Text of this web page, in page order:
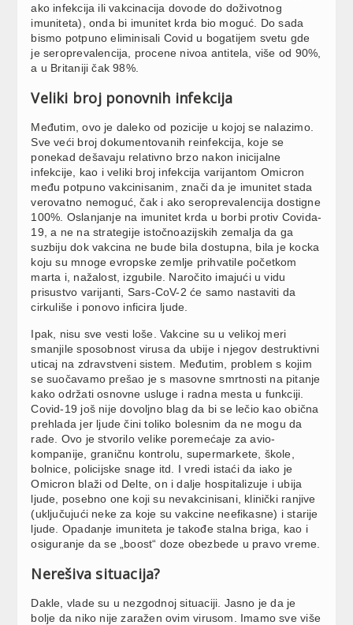
ako infekcija ili vakcinacija dovode do doživotnog
imuniteta), onda bi imunitet krda bio moguć. Do sada
bismo potpuno eliminisali Covid u bogatijem svetu gde
je seroprevalencija, procene nivoa antitela, više od 90%,
a u Britaniji čak 98%.
Veliki broj ponovnih infekcija
Međutim, ovo je daleko od pozicije u kojoj se nalazimo.
Sve veći broj dokumentovanih reinfekcija, koje se
ponekad dešavaju relativno brzo nakon inicijalne
infekcije, kao i veliki broj infekcija varijantom Omicron
među potpuno vakcinisanim, znači da je imunitet stada
verovatno nemoguć, čak i ako seroprevalencija dostigne
100%. Oslanjanje na imunitet krda u borbi protiv Covida-
19, a ne na strategije istočnoazijskih zemalja da ga
suzbiju dok vakcina ne bude bila dostupna, bila je kocka
koju su mnoge evropske zemlje prihvatile početkom
marta i, nažalost, izgubile. Naročito imajući u vidu
prisustvo varijanti, Sars-CoV-2 će samo nastaviti da
cirkuliše i ponovo inficira ljude.
Ipak, nisu sve vesti loše. Vakcine su u velikoj meri
smanjile sposobnost virusa da ubije i njegov destruktivni
uticaj na zdravstveni sistem. Međutim, problem s kojim
se suočavamo prešao je s masovne smrtnosti na pitanje
kako održati osnovne usluge i radna mesta u funkciji.
Covid-19 još nije dovoljno blag da bi se lečio kao obična
prehlada jer ljude čini toliko bolesnim da ne mogu da
rade. Ovo je stvorilo velike poremećaje za avio-
kompanije, graničnu kontrolu, supermarkete, škole,
bolnice, policijske snage itd. I vredi istaći da iako je
Omicron blaži od Delte, on i dalje hospitalizuje i ubija
ljude, posebno one koji su nevakcinisani, klinički ranjive
(uključujući neke za koje su vakcine neefikasne) i starije
ljude. Opadanje imuniteta je takođe stalna briga, kao i
osiguranje da se „boost“ doze obezbede u pravo vreme.
Nerešiva situacija?
Dakle, vlade su u nezgodnoj situaciji. Jasno je da je
bolje da niko nije zaražen ovim virusom. Imamo sve više